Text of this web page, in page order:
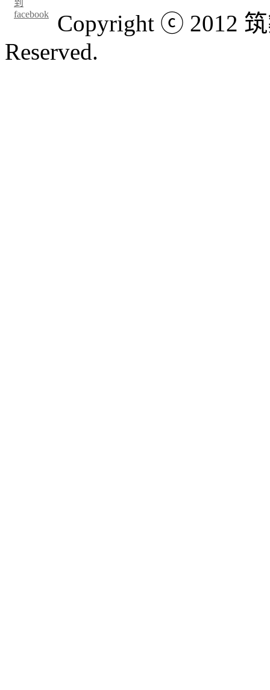
Copyright ⓒ 2012
Reserved.